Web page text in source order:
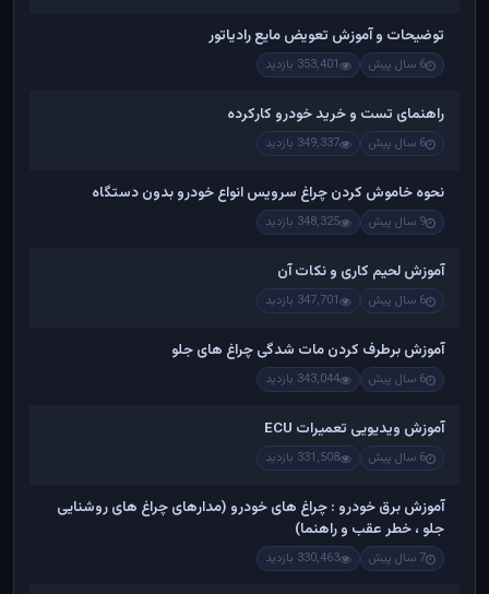
توضیحات و آموزش تعویض مایع رادیاتور
6 سال پیش 353,401 بازدید
راهنمای تست و خريد خودرو کارکرده
6 سال پیش 349,337 بازدید
نحوه خاموش کردن چراغ سرویس انواع خودرو بدون دستگاه
9 سال پیش 348,325 بازدید
آموزش لحیم کاری و نکات آن
6 سال پیش 347,701 بازدید
آموزش برطرف کردن مات شدگی چراغ های جلو
6 سال پیش 343,044 بازدید
آموزش ویدیویی تعمیرات ECU
6 سال پیش 331,508 بازدید
آموزش برق خودرو : چراغ های خودرو (مدارهای چراغ های روشنایی
جلو ، خطر عقب و راهنما)
7 سال پیش 330,463 بازدید